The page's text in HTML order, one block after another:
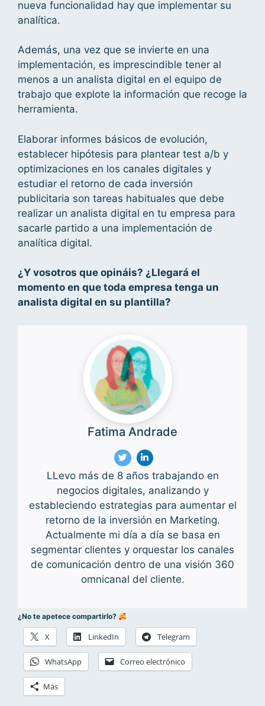
nueva funcionalidad hay que implementar su
analítica.
Además, una vez que se invierte en una
implementación, es imprescindible tener al
menos a un analista digital en el equipo de
trabajo que explote la información que recoge la
herramienta.
Elaborar informes básicos de evolución,
establecer hipótesis para plantear test a/b y
optimizaciones en los canales digitales y
estudiar el retorno de cada inversión
publicitaria son tareas habituales que debe
realizar un analista digital en tu empresa para
sacarle partido a una implementación de
analítica digital.
¿Y vosotros que opináis? ¿Llegará el
momento en que toda empresa tenga un
analista digital en su plantilla?
Fatima Andrade
LLevo más de 8 años trabajando en
negocios digitales, analizando y
estableciendo estrategias para aumentar el
retorno de la inversión en Marketing.
Actualmente mi día a día se basa en
segmentar clientes y orquestar los canales
de comunicación dentro de una visión 360
omnicanal del cliente.
¿No te apetece compartirlo?
X LinkedIn Telegram
WhatsApp Correo electrónico
Más